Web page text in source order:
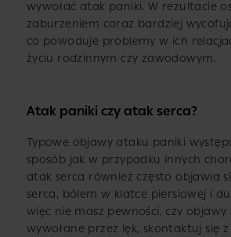
wywołać atak paniki. W rezultacie
zaburzeniem coraz bardziej
co powoduje problemy w ich
życiu rodzinnym czy zawodowym.
Atak paniki czy atak serca?
Typowe objawy ataku paniki
sposób jak w przypadku innych
atak serca również często objawia
serca, bólem w klatce piersiowej i
więc nie masz pewności, czy objawy
wywołane przez lęk, skontaktuj się